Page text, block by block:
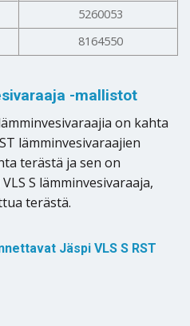
5260053
8164550
-mallistot
on kahta
lämminvesivaraajien
terästä ja sen on
S lämminvesivaraaja,
terästä.
Jäspi VLS S RST